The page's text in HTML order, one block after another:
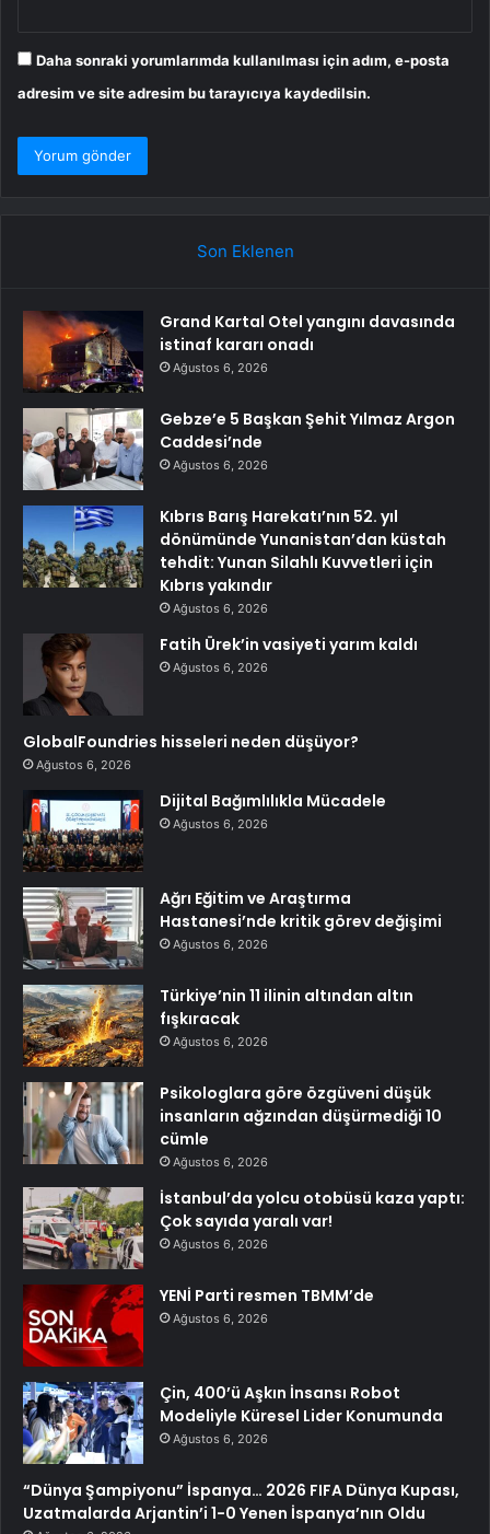
Daha sonraki yorumlarımda kullanılması için adım, e-posta
adresim ve site adresim bu tarayıcıya kaydedilsin.
Son Eklenen
Grand Kartal Otel yangını davasında
istinaf kararı onadı
Ağustos 6, 2026
Gebze’e 5 Başkan Şehit Yılmaz Argon
Caddesi’nde
Ağustos 6, 2026
Kıbrıs Barış Harekatı’nın 52. yıl
dönümünde Yunanistan’dan küstah
tehdit: Yunan Silahlı Kuvvetleri için
Kıbrıs yakındır
Ağustos 6, 2026
Fatih Ürek’in vasiyeti yarım kaldı
Ağustos 6, 2026
GlobalFoundries hisseleri neden düşüyor?
Ağustos 6, 2026
Dijital Bağımlılıkla Mücadele
Ağustos 6, 2026
Ağrı Eğitim ve Araştırma
Hastanesi’nde kritik görev değişimi
Ağustos 6, 2026
Türkiye’nin 11 ilinin altından altın
fışkıracak
Ağustos 6, 2026
Psikologlara göre özgüveni düşük
insanların ağzından düşürmediği 10
cümle
Ağustos 6, 2026
İstanbul’da yolcu otobüsü kaza yaptı:
Çok sayıda yaralı var!
Ağustos 6, 2026
YENİ Parti resmen TBMM’de
Ağustos 6, 2026
Çin, 400’ü Aşkın İnsansı Robot
Modeliyle Küresel Lider Konumunda
Ağustos 6, 2026
“Dünya Şampiyonu” İspanya… 2026 FIFA Dünya Kupası,
Uzatmalarda Arjantin’i 1-0 Yenen İspanya’nın Oldu